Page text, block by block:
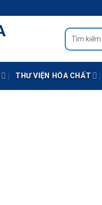
Tìm
kiếm:
THƯ VIỆN HÓA CHẤT